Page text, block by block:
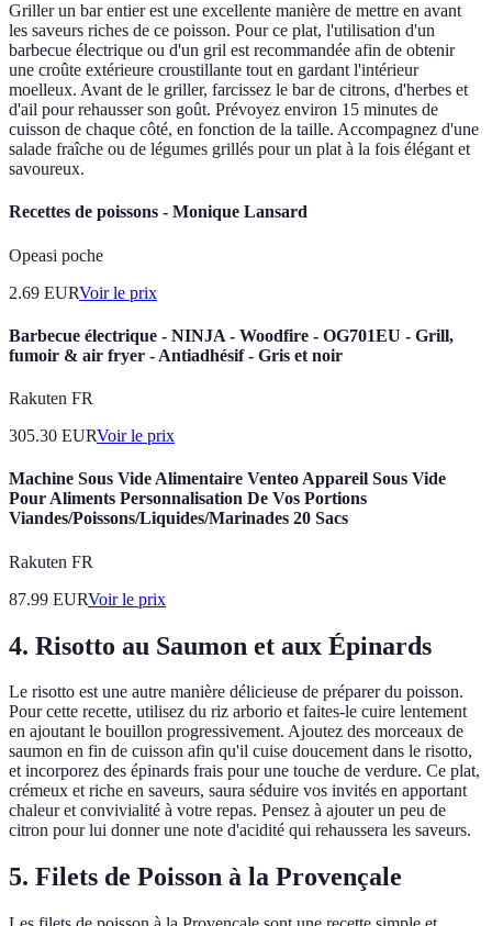
Griller un bar entier est une excellente manière de mettre en avant
les saveurs riches de ce poisson. Pour ce plat, l'utilisation d'un
barbecue électrique ou d'un gril est recommandée afin de obtenir
une croûte extérieure croustillante tout en gardant l'intérieur
moelleux. Avant de le griller, farcissez le bar de citrons, d'herbes et
d'ail pour rehausser son goût. Prévoyez environ 15 minutes de
cuisson de chaque côté, en fonction de la taille. Accompagnez d'une
salade fraîche ou de légumes grillés pour un plat à la fois élégant et
savoureux.
Recettes de poissons - Monique Lansard
Opeasi poche
2.69 EURVoir le prix
Barbecue électrique - NINJA - Woodfire - OG701EU - Grill,
fumoir & air fryer - Antiadhésif - Gris et noir
Rakuten FR
305.30 EURVoir le prix
Machine Sous Vide Alimentaire Venteo Appareil Sous Vide
Pour Aliments Personnalisation De Vos Portions
Viandes/Poissons/Liquides/Marinades 20 Sacs
Rakuten FR
87.99 EURVoir le prix
4. Risotto au Saumon et aux Épinards
Le risotto est une autre manière délicieuse de préparer du poisson.
Pour cette recette, utilisez du riz arborio et faites-le cuire lentement
en ajoutant le bouillon progressivement. Ajoutez des morceaux de
saumon en fin de cuisson afin qu'il cuise doucement dans le risotto,
et incorporez des épinards frais pour une touche de verdure. Ce plat,
crémeux et riche en saveurs, saura séduire vos invités en apportant
chaleur et convivialité à votre repas. Pensez à ajouter un peu de
citron pour lui donner une note d'acidité qui rehaussera les saveurs.
5. Filets de Poisson à la Provençale